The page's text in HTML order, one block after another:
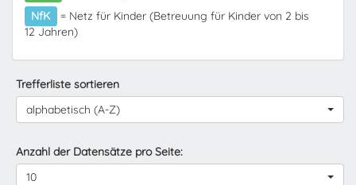
NfK
= Netz für Kinder (Betreuung für Kinder von 2 bis
12 Jahren)
Trefferliste sortieren
alphabetisch (A-Z)
Anzahl der Datensätze pro Seite:
10